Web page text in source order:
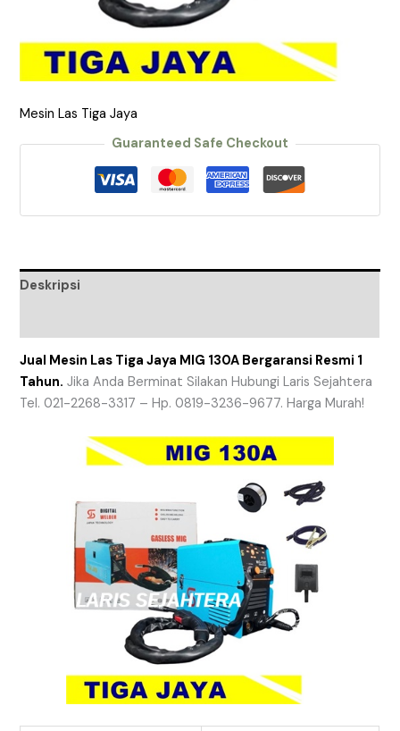
Mesin Las Tiga Jaya
Guaranteed Safe Checkout
Deskripsi
Jual Mesin Las Tiga Jaya MIG 130A Bergaransi Resmi 1
Tahun. Jika Anda Berminat Silakan Hubungi Laris Sejahtera
Tel. 021-2268-3317 – Hp. 0819-3236-9677. Harga Murah!